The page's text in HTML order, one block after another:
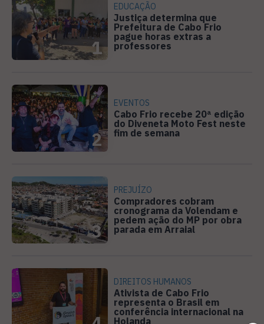
1
EDUCAÇÃO
Justiça determina que
Prefeitura de Cabo Frio
pague horas extras a
professores
2
EVENTOS
Cabo Frio recebe 20ª edição
do Diveneta Moto Fest neste
fim de semana
3
PREJUÍZO
Compradores cobram
cronograma da Volendam e
pedem ação do MP por obra
parada em Arraial
DIREITOS HUMANOS
Ativista de Cabo Frio
representa o Brasil em
conferência internacional na
Holanda